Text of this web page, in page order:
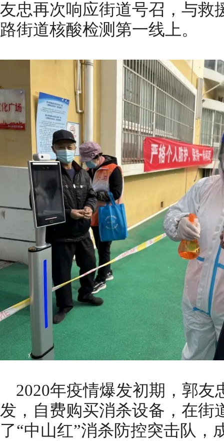
友忠再次响应街道号召，与救
路街道核酸检测第一线上。
2020年疫情爆发初期，郭友
发，自费购买消杀设备，在街
了“中山红”消杀防控突击队，